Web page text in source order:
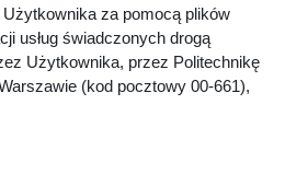
za pomocą plików
usług świadczonych drogą
Użytkownika, przez Politechnikę
(kod pocztowy 00-661),